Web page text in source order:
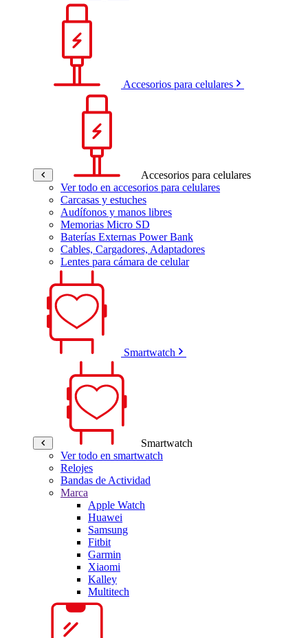
Accesorios para celulares
Accesorios para celulares
Ver todo en accesorios para celulares
Carcasas y estuches
Audífonos y manos libres
Memorias Micro SD
Baterías Externas Power Bank
Cables, Cargadores, Adaptadores
Lentes para cámara de celular
Smartwatch
Smartwatch
Ver todo en smartwatch
Relojes
Bandas de Actividad
Marca
Apple Watch
Huawei
Samsung
Fitbit
Garmin
Xiaomi
Kalley
Multitech